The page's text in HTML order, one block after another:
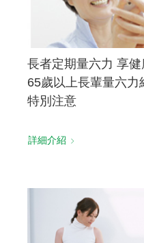
長者定期量六力 享健
65歲以上長輩量六
特別注意
詳細介紹